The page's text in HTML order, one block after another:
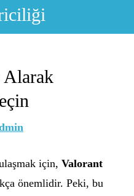
Alarak
için, Valorant
önemlidir. Peki, bu